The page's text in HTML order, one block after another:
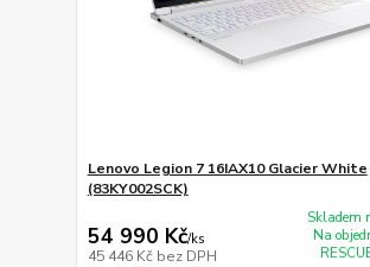
Lenovo Legion 7 16IAX10 Glacier White
(83KY002SCK)
54 990 Kč/ks
45 446 Kč bez DPH
Skladem
Na